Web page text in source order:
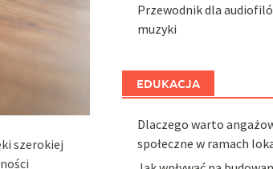
szerokiej
Przewodnik dla
muzyki
EDUKACJA
Dlaczego warto
społeczne w ramach